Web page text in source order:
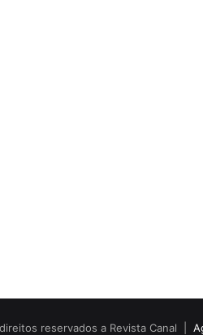
reservados a Revista Canal |